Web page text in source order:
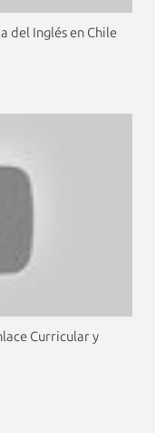
del Inglés en Chile
Curricular y